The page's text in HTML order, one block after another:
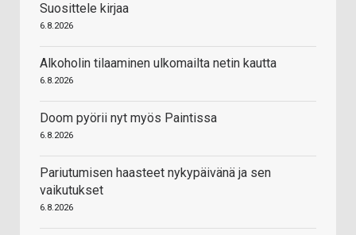
Suosittele kirjaa
6.8.2026
Alkoholin tilaaminen ulkomailta netin kautta
6.8.2026
Doom pyörii nyt myös Paintissa
6.8.2026
Pariutumisen haasteet nykypäivänä ja sen
vaikutukset
6.8.2026